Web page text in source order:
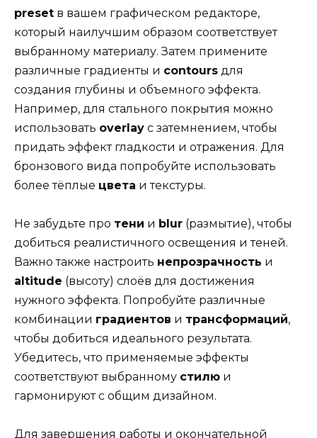
preset в вашем графическом редакторе,
который наилучшим образом соответствует
выбранному материалу. Затем примените
различные градиенты и contours для
создания глубины и объемного эффекта.
Например, для стального покрытия можно
использовать overlay с затемнением, чтобы
придать эффект гладкости и отражения. Для
бронзового вида попробуйте использовать
более тёплые цвета и текстуры.
Не забудьте про тени и blur (размытие), чтобы
добиться реалистичного освещения и теней.
Важно также настроить непрозрачность и
altitude (высоту) слоёв для достижения
нужного эффекта. Попробуйте различные
комбинации градиентов и трансформаций,
чтобы добиться идеального результата.
Убедитесь, что применяемые эффекты
соответствуют выбранному стилю и
гармонируют с общим дизайном.
Для завершения работы и окончательной